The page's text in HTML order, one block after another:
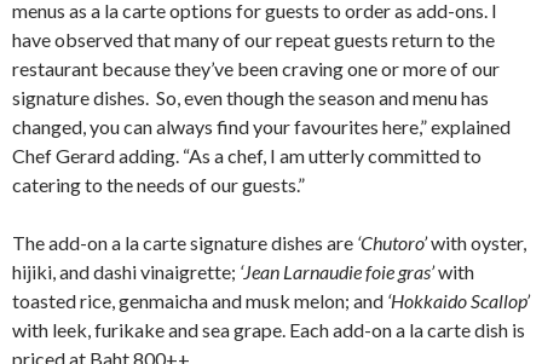
menus as a la carte options for guests to order as add-ons. I
have observed that many of our repeat guests return to the
restaurant because they’ve been craving one or more of our
signature dishes. So, even though the season and menu has
changed, you can always find your favourites here,” explained
Chef Gerard adding. “As a chef, I am utterly committed to
catering to the needs of our guests.”
The add-on a la carte signature dishes are ‘Chutoro’with oyster,
hijiki, and dashi vinaigrette; ‘Jean Larnaudie foie gras’with
toasted rice, genmaicha and musk melon; and ‘Hokkaido Scallop’
with leek, furikake and sea grape. Each add-on a la carte dish is
priced at Baht 800++